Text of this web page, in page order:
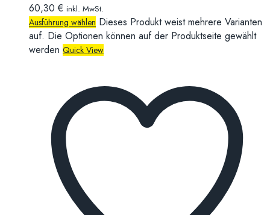
60,30€ inkl. MwSt.
Ausführung wählen Dieses Produkt weist mehrere Varianten
auf. Die Optionen können auf der Produktseite gewählt
werden Quick View